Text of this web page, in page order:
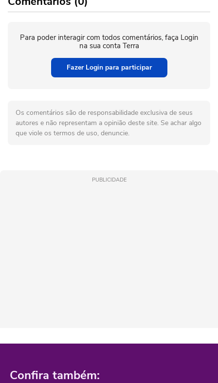
Para poder interagir com todos comentários, faça Login
na sua conta Terra
Fazer Login para participar
Os comentários são de responsabilidade exclusiva de seus
autores e não representam a opinião deste site. Se achar algo
que viole os termos de uso, denuncie.
PUBLICIDADE
Confira também: